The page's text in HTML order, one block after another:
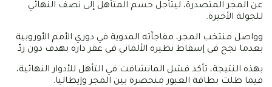
عن المجر المتصدرة، ليتأجل حسم المتأهل إلى نصف النهائي
للجولة الأخيرة.
وواصل منتخب المجر، مفاجآته المدوية في دوري الأمم الأوروبية
بعدما نجح في إسقاط نظيره الألماني في عقر داره بهدف دون ردّ
بهذه النتيجة، تأكد فشل المانشافت في التأهل للأدوار النهائية،
فيما ظلت بطاقة العبور منحصرة بين المجر وإيطاليا.